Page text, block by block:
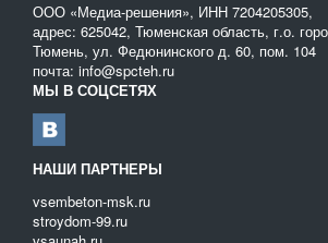
ООО «Медиа-решения», ИНН 7204205305,
адрес: 625042, Тюменская область, г.о.
Тюмень, ул. Федюнинского д. 60, пом. 104
почта: info@spcteh.ru
МЫ В СОЦСЕТЯХ
НАШИ ПАРТНЕРЫ
vsembeton-msk.ru
stroydom-99.ru